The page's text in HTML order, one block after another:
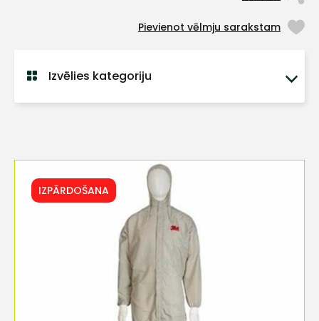
Pievienot vēlmju sarakstam
Izvēlies kategoriju
IZPĀRDOŠANA